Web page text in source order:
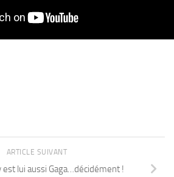
ARTICLE SUIVANT
est lui aussi Gaga…décidément !